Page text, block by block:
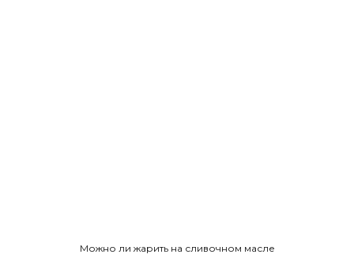
Можно ли жарить на сливочном масле